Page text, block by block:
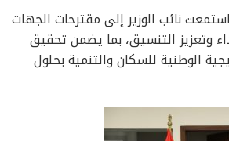
نائب الوزير إلى مقترحات الجهات
وتعزيز التنسيق، بما يضمن تحقيق
الوطنية للسكان والتنمية بحلول